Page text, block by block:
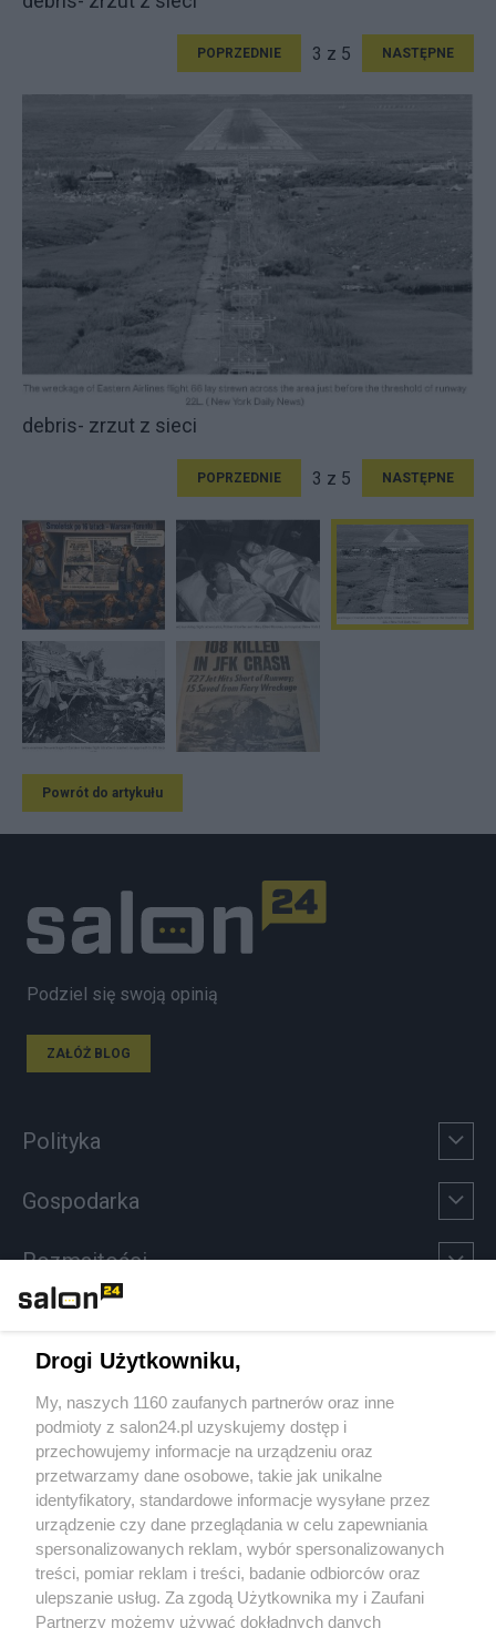
POPRZEDNIE 3 z 5 NASTĘPNE
debris- zrzut z sieci
POPRZEDNIE 3 z 5 NASTĘPNE
Powrót do artykułu
Podziel się swoją opinią
ZAŁÓŻ BLOG
Polityka
Gospodarka
Rozmaitości
Sport
Społeczeństwo
Kultura
X Facebook Instagram Youtube
Drogi Użytkowniku,
My, naszych 1160 zaufanych partnerów oraz inne
podmioty z salon24.pl uzyskujemy dostęp i
przechowujemy informacje na urządzeniu oraz
przetwarzamy dane osobowe, takie jak unikalne
identyfikatory, standardowe informacje wysyłane przez
urządzenie czy dane przeglądania w celu zapewniania
spersonalizowanych reklam, wybór spersonalizowanych
treści, pomiar reklam i treści, badanie odbiorców oraz
ulepszanie usług. Za zgodą Użytkownika my i Zaufani
Partnerzy możemy używać dokładnych danych